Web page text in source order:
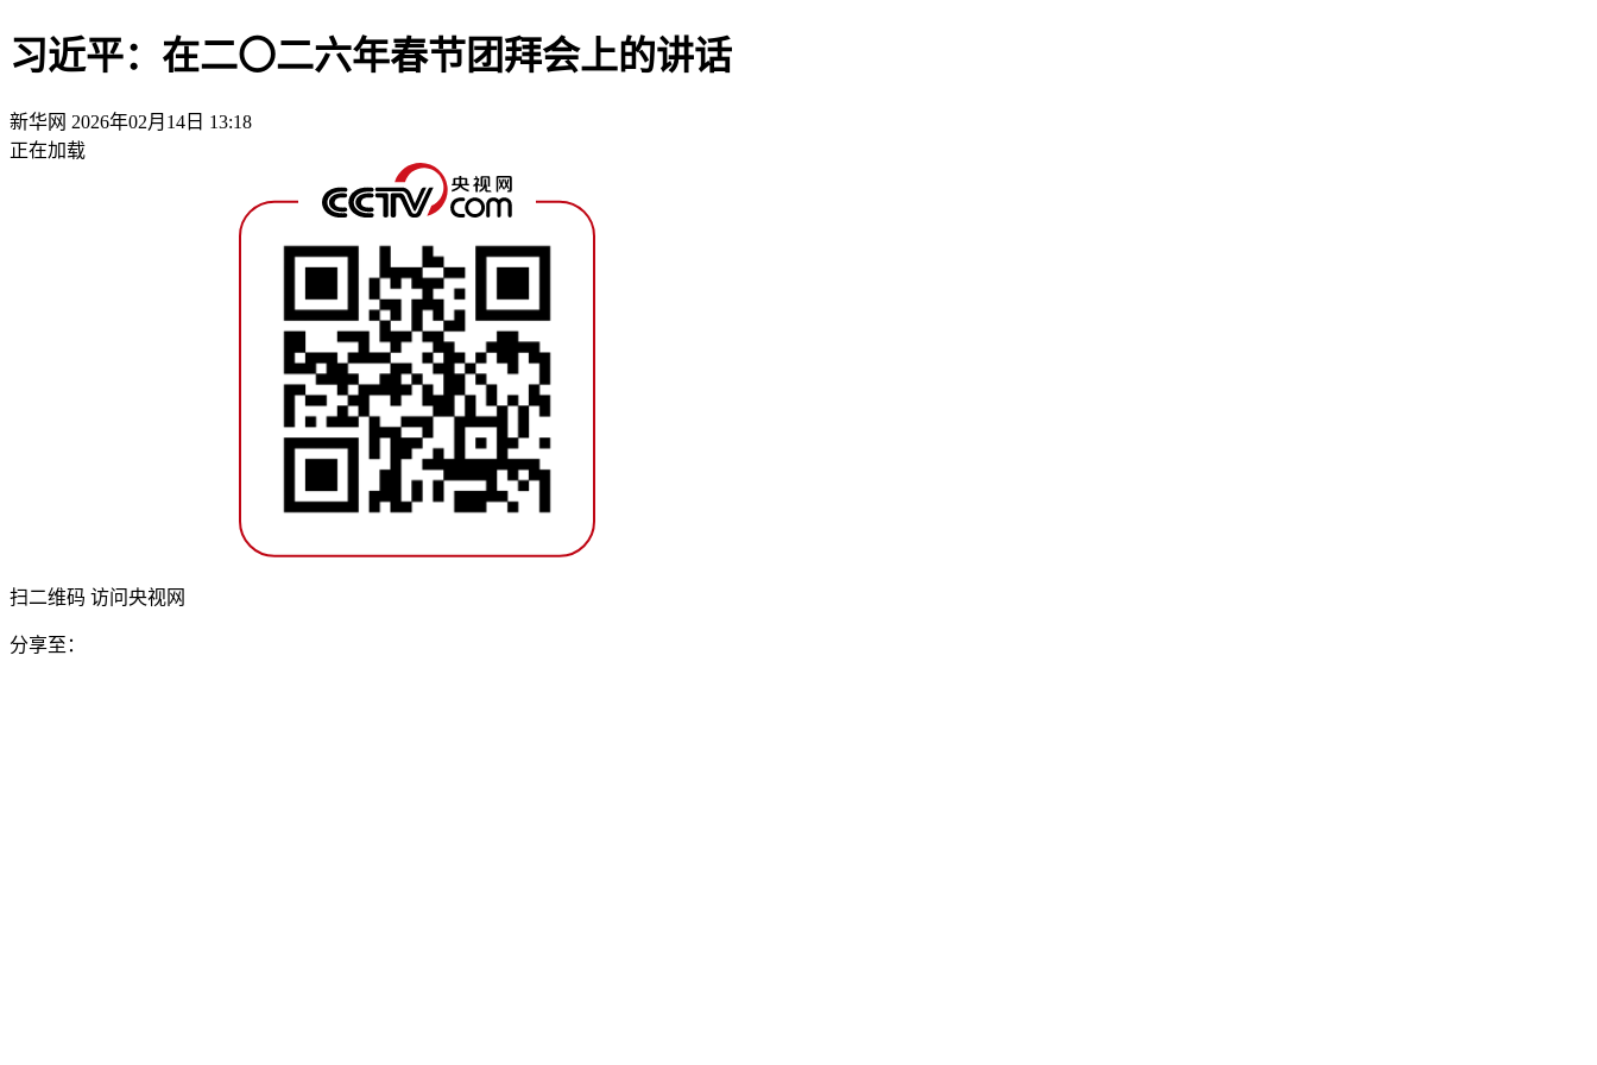
习近平：在二〇二六年春节团拜会上的讲话
新华网 2026年02月14日 13:18
正在加载
扫二维码 访问央视网
分享至：